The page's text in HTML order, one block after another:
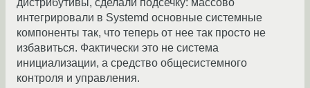
дистрибутивы, сделали подсечку: массово
интегрировали в Systemd основные системные
компоненты так, что теперь от нее так просто не
избавиться. Фактически это не система
инициализации, а средство общесистемного
контроля и управления.